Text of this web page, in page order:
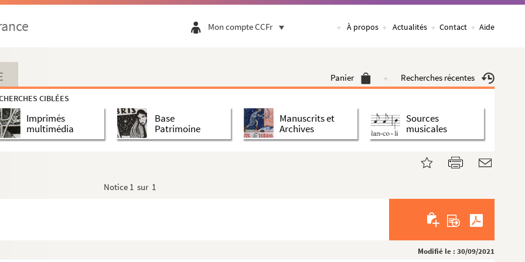
Mon compte CCFr À propos Actualités Contact Aide
Panier Recherches récentes
CIBLÉES
Imprimés
multimédia
Base
Patrimoine
Manuscrits et
Archives
Sources
musicales
Notice 1 sur 1
Modifié le : 30/09/2021